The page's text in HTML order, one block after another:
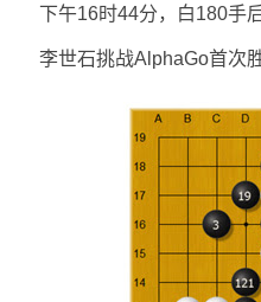
下午16时44分，白180手后
李世石挑战AlphaGo首次胜